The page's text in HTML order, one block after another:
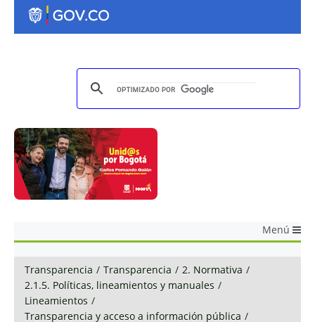
Menú
Transparencia / Transparencia / 2. Normativa /
2.1.5. Políticas, lineamientos y manuales /
Lineamientos /
Transparencia y acceso a información pública /